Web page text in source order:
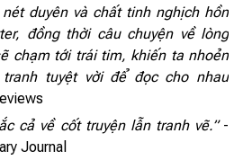
duyên và chất tinh nghịch hồn
đồng thời câu chuyện về lòng
chạm tới trái tim, khiến ta nhoẻn
tuyệt vời để đọc cho nhau
cả về cốt truyện lẫn tranh vẽ.”-
Journal